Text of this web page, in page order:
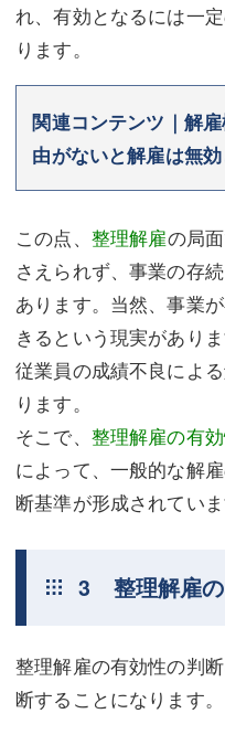
れ、有効となるには一
ります。
関連コンテンツ｜解
由がないと解雇は無
この点、 整理解雇の局
さえられず、事業の存
あります。当然、事業
きるという現実があり
従業員の成績不良によ
ります。
そこで、 整理解雇の有
によって、一般的な解
断基準が形成されていま
3 整理解雇
整理解雇の有効性の判
断することになります。